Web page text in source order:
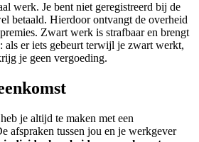
werk. Je bent niet geregistreerd bij de
betaald. Hierdoor ontvangt de overheid
Zwart werk is strafbaar en brengt
als er iets gebeurt terwijl je zwart werkt,
je geen vergoeding.
je altijd te maken met een
afspraken tussen jou en je werkgever